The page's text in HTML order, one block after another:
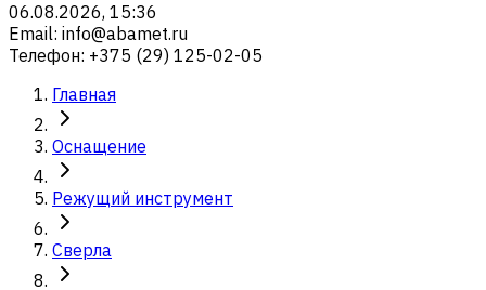
06.08.2026, 15:36
Email: info@abamet.ru
Телефон: +375 (29) 125-02-05
Главная
Оснащение
Режущий инструмент
Сверла